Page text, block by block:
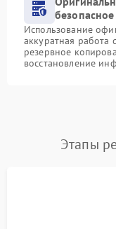
Использование
аккуратная работа
резервное
восстановление
Этапы